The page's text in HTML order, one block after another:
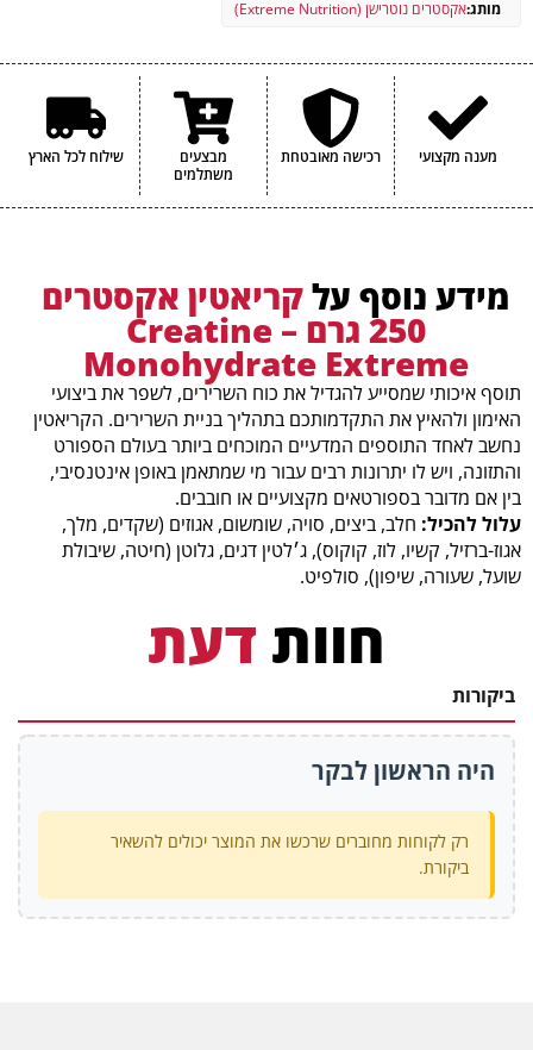
מותג:אקסטרים נוטרישן (Extreme Nutrition)
מענה מקצועי רכישה מאובטחת
מבצעים
משתלמים
שילוח לכל הארץ
מידע נוסף עלקריאטין אקסטרים
250 גרם – Creatine
Monohydrate Extreme
תוסף איכותי שמסייע להגדיל את כוח השרירים, לשפר את ביצועי
האימון ולהאיץ את התקדמותכם בתהליך בניית השרירים. הקריאטין
נחשב לאחד התוספים המדעיים המוכחים ביותר בעולם הספורט
והתזונה, ויש לו יתרונות רבים עבור מי שמתאמן באופן אינטנסיבי,
בין אם מדובר בספורטאים מקצועיים או חובבים.
עלול להכיל: חלב, ביצים, סויה, שומשום, אגוזים (שקדים, מלך,
אגוז-ברזיל, קשיו, לוז, קוקוס), ג׳לטין דגים, גלוטן (חיטה, שיבולת
שועל, שעורה, שיפון), סולפיט.
חוות דעת
ביקורות
היה הראשון לבקר
רק לקוחות מחוברים שרכשו את המוצר יכולים להשאיר
ביקורת.